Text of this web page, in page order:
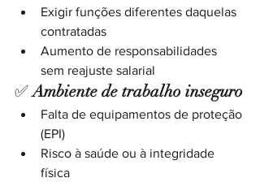
Exigir funções diferentes daquelas
contratadas
Aumento de responsabilidades
sem reajuste salarial
✅ Ambiente de trabalho inseguro
Falta de equipamentos de proteção
(EPI)
Risco à saúde ou à integridade
física